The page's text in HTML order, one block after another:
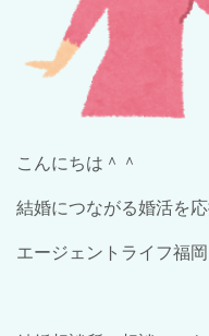
こんにちは＾＾
結婚につながる婚活を
エージェントライフ福